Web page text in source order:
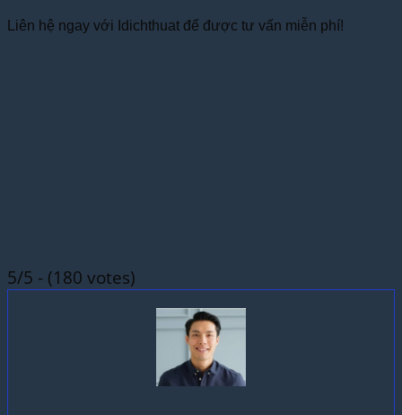
Liên hệ ngay với Idichthuat để được tư vấn miễn phí!
5/5 - (180 votes)